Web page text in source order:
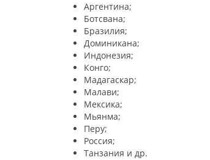
Аргентина;
Ботсвана;
Бразилия;
Доминикана;
Индонезия;
Конго;
Мадагаскар;
Малави;
Мексика;
Мьянма;
Перу;
Россия;
Танзания и др.